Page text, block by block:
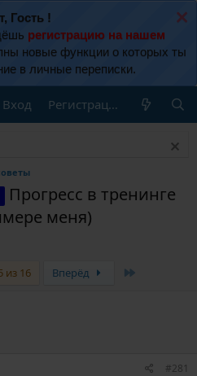
Гость !
регистрацию на нашем
новые функции о которых ты
в личные переписки.
Вход Регистрация
Прогресс в тренинге
меня)
из 16 Вперёд
#281